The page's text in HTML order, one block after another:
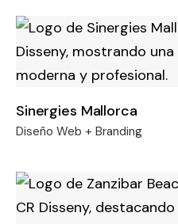
Sinergies Mallorca
Diseño Web + Branding